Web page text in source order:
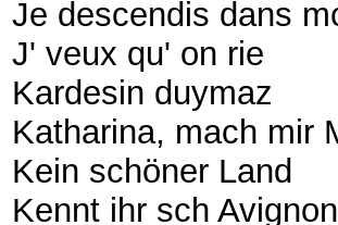
Je descendis dans
J' veux qu' on rie
Kardesin duymaz
Katharina, mach mir
Kein schöner Land
Kennt ihr sch Avignon